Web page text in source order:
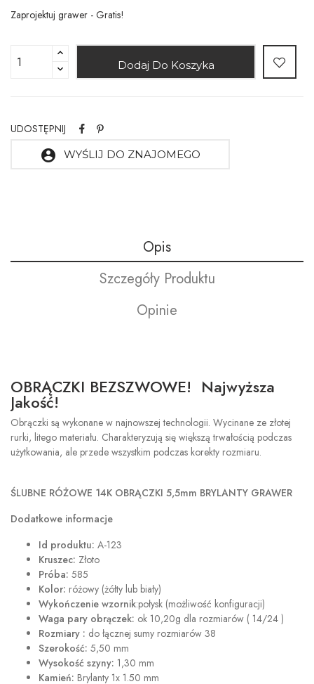
Zaprojektuj grawer - Gratis!
Dodaj Do Koszyka
UDOSTĘPNIJ
account_circle WYŚLIJ DO ZNAJOMEGO
Opis
Szczegóły Produktu
Opinie
OBRĄCZKI BEZSZWOWE! Najwyższa
Jakość!
Obrączki są wykonane w najnowszej technologii. Wycinane ze złotej
rurki, litego materiału. Charakteryzują się większą trwałością podczas
użytkowania, ale przede wszystkim podczas korekty rozmiaru.
ŚLUBNE RÓŻOWE 14K OBRĄCZKI 5,5mm BRYLANTY GRAWER
Dodatkowe informacje
Id produktu: A-123
Kruszec: Złoto
Próba: 585
Kolor: różowy (żółty lub biały)
Wykończenie wzornik:połysk (możliwość konfiguracji)
Waga pary obrączek: ok 10,20g dla rozmiarów ( 14/24 )
Rozmiary : do łącznej sumy rozmiarów 38
Szerokość: 5,50 mm
Wysokość szyny: 1,30 mm
Kamień: Brylanty 1x 1.50 mm